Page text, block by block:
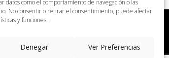
datos como el comportamiento de navegación o las
No consentir o retirar el consentimiento, puede afectar
y funciones.
Denegar Ver Preferencias